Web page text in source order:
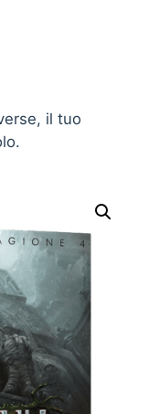
il tuo